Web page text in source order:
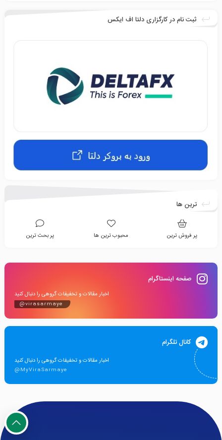
ثبت نام در کارگزاری دلتا اف ایکس
ترین ها
پر فروش ترین محبوب ترین ها پر بحث ترین
صفحه اینستاگرام
اخبار مقالات و تخفیفات گروهی را دنبال کنید
@virasarmaye
کانال تلگرام
اخبار مقالات و تخفیفات گروهی را دنبال کنید
@MyViraSarmaye